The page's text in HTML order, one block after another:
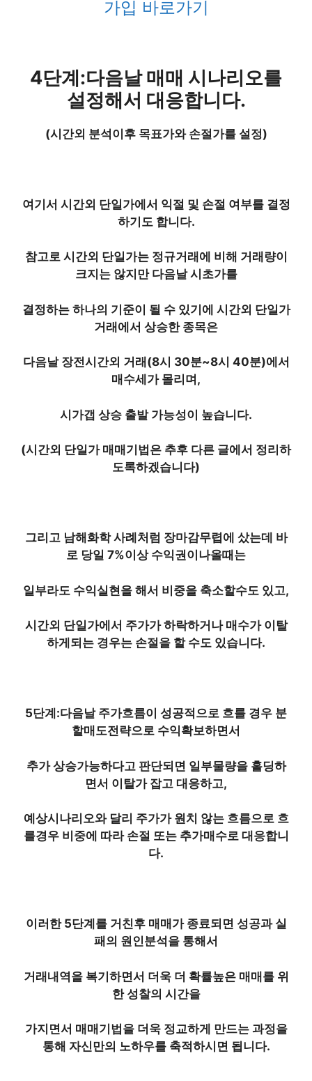
가입 바로가기
4단계:다음날 매매 시나리오를
설정해서 대응합니다.
(시간외 분석이후 목표가와 손절가를 설정)
여기서 시간외 단일가에서 익절 및 손절 여부를 결정
하기도 합니다.
참고로 시간외 단일가는 정규거래에 비해 거래량이
크지는 않지만 다음날 시초가를
결정하는 하나의 기준이 될 수 있기에 시간외 단일가
거래에서 상승한 종목은
다음날 장전시간외 거래(8시 30분~8시 40분)에서
매수세가 몰리며,
시가갭 상승 출발 가능성이 높습니다.
(시간외 단일가 매매기법은 추후 다른 글에서 정리하
도록하겠습니다)
그리고 남해화학 사례처럼 장마감무렵에 샀는데 바
로 당일 7%이상 수익권이나올때는
일부라도 수익실현을 해서 비중을 축소할수도 있고,
시간외 단일가에서 주가가 하락하거나 매수가 이탈
하게되는 경우는 손절을 할 수도 있습니다.
5단계:다음날 주가흐름이 성공적으로 흐를 경우 분
할매도전략으로 수익확보하면서
추가 상승가능하다고 판단되면 일부물량을 홀딩하
면서 이탈가 잡고 대응하고,
예상시나리오와 달리 주가가 원치 않는 흐름으로 흐
를경우 비중에 따라 손절 또는 추가매수로 대응합니
다.
이러한 5단계를 거친후 매매가 종료되면 성공과 실
패의 원인분석을 통해서
거래내역을 복기하면서 더욱 더 확률높은 매매를 위
한 성찰의 시간을
가지면서 매매기법을 더욱 정교하게 만드는 과정을
통해 자신만의 노하우를 축적하시면 됩니다.